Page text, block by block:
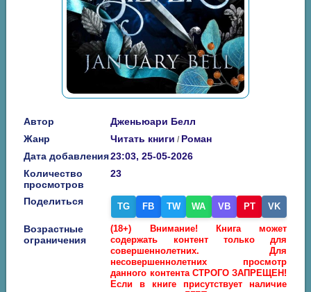
Автор
Дженьюари Белл
Жанр
Читать книги / Роман
Дата добавления23:03, 25-05-2026
Количество
просмотров
23
Поделиться TG FB TW WA VB PT VK
Возрастные
ограничения
(18+) Внимание! Книга может
содержать контент только для
совершеннолетних. Для
несовершеннолетних просмотр
данного контента СТРОГО ЗАПРЕЩЕН!
Если в книге присутствует наличие